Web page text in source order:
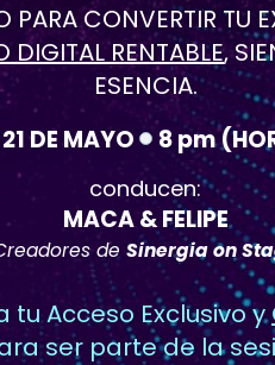
PARA CONVERTIR TU
DIGITAL RENTABLE,
ESENCIA.
21 DE MAYO     8 pm
conducen:
MACA & FELIPE
de Sinergia on
tu Acceso Exclusivo y
ser parte de la